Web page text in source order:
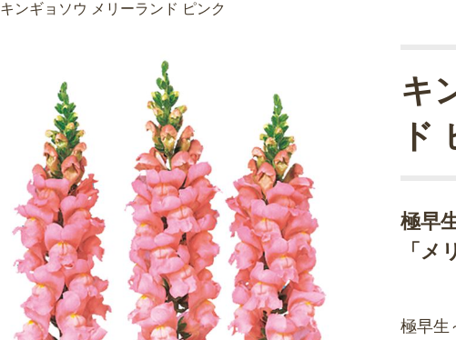
キンギョソウ メリーランド ピンク
極早
「メ
キ
ド
極早生